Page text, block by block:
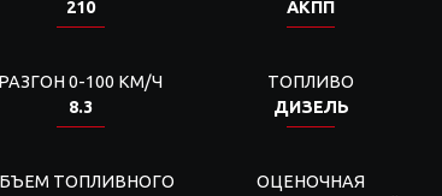
210
АКПП
РАЗГОН 0-100 КМ/Ч
8.3
ТОПЛИВО
ДИЗЕЛЬ
ТОПЛИВНОГО
ОЦЕНОЧНАЯ